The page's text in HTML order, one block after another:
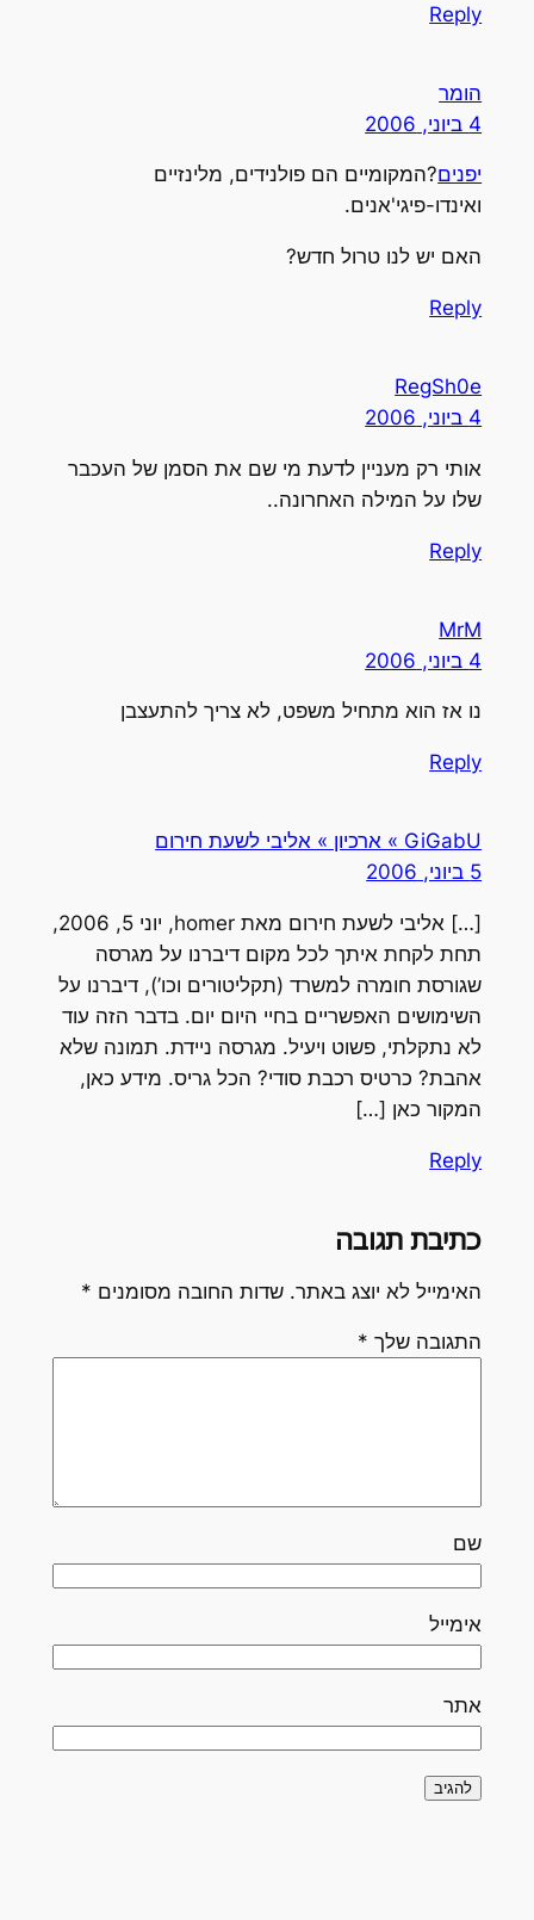
Reply
הומר
4 ביוני, 2006
יפנים?המקומיים הם פולנידים, מלינזיים
ואינדו-פיגי'אנים.
האם יש לנו טרול חדש?
Reply
RegSh0e
4 ביוני, 2006
אותי רק מעניין לדעת מי שם את הסמן של העכבר
שלו על המילה האחרונה..
Reply
MrM
4 ביוני, 2006
נו אז הוא מתחיל משפט, לא צריך להתעצבן
Reply
GiGabU » ארכיון » אליבי לשעת חירום
5 ביוני, 2006
[…] אליבי לשעת חירום מאת homer, יוני 5, 2006,
תחת לקחת איתך לכל מקום דיברנו על מגרסה
שגורסת חומרה למשרד (תקליטורים וכו’), דיברנו על
השימושים האפשריים בחיי היום יום. בדבר הזה עוד
לא נתקלתי, פשוט ויעיל. מגרסה ניידת. תמונה שלא
אהבת? כרטיס רכבת סודי? הכל גריס. מידע כאן,
המקור כאן […]
Reply
כתיבת תגובה
האימייל לא יוצג באתר. שדות החובה מסומנים *
התגובה שלך *
שם
אימייל
אתר